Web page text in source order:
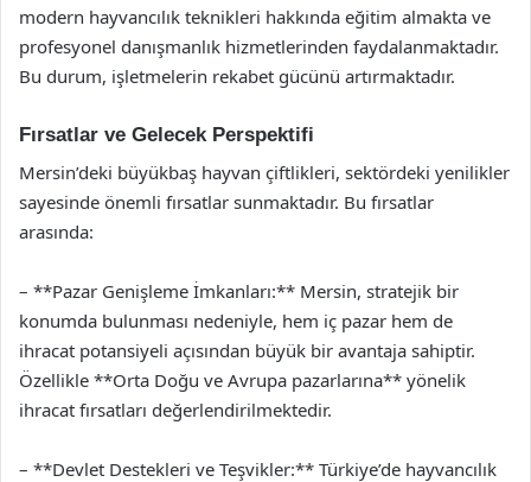
modern hayvancılık teknikleri hakkında eğitim almakta ve
profesyonel danışmanlık hizmetlerinden faydalanmaktadır.
Bu durum, işletmelerin rekabet gücünü artırmaktadır.
Fırsatlar ve Gelecek Perspektifi
Mersin’deki büyükbaş hayvan çiftlikleri, sektördeki yenilikler
sayesinde önemli fırsatlar sunmaktadır. Bu fırsatlar
arasında:
– **Pazar Genişleme İmkanları:** Mersin, stratejik bir
konumda bulunması nedeniyle, hem iç pazar hem de
ihracat potansiyeli açısından büyük bir avantaja sahiptir.
Özellikle **Orta Doğu ve Avrupa pazarlarına** yönelik
ihracat fırsatları değerlendirilmektedir.
– **Devlet Destekleri ve Teşvikler:** Türkiye’de hayvancılık